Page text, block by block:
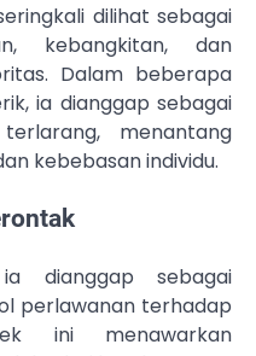
dilihat sebagai
kebangkitan, dan
Dalam beberapa
ia dianggap sebagai
menantang
kebebasan individu.
dianggap sebagai
perlawanan terhadap
ini menawarkan